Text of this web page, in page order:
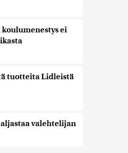
ei
tuotteita Lidleistä
valehtelijan